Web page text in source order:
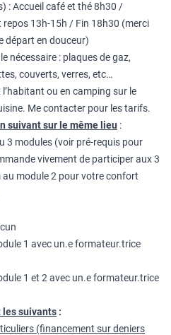
: Accueil café et thé 8h30 /
repos 13h-15h / Fin 18h30 (merci
départ en douceur)
nécessaire : plaques de gaz,
couverts, verres, etc…
ou en camping sur le
Me contacter pour les tarifs.
suivant sur le même lieu :
3 modules (voir pré-requis pour
vivement de participer aux 3
au module 2 pour votre confort
1 avec un.e formateur.trice
1 et 2 avec un.e formateur.trice
les suivants :
(financement sur deniers